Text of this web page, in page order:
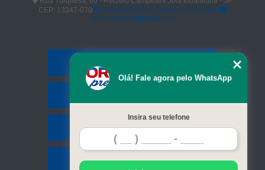
CEP: 13347-070
(19) 3935-3327
(19) 99899-9754
comercial@cortpress.com
Contato
Mapa do site
Olá! Fale agora pelo WhatsApp
Insira seu telefone